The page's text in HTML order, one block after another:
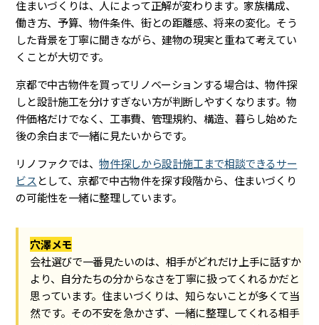
住まいづくりは、人によって正解が変わります。家族構成、
働き方、予算、物件条件、街との距離感、将来の変化。そう
した背景を丁寧に聞きながら、建物の現実と重ねて考えてい
くことが大切です。
京都で中古物件を買ってリノベーションする場合は、物件探
しと設計施工を分けすぎない方が判断しやすくなります。物
件価格だけでなく、工事費、管理規約、構造、暮らし始めた
後の余白まで一緒に見たいからです。
リノファクでは、物件探しから設計施工まで相談できるサー
ビス として、京都で中古物件を探す段階から、住まいづくり
の可能性を一緒に整理しています。
穴澤メモ
会社選びで一番見たいのは、相手がどれだけ上手に話すか
より、自分たちの分からなさを丁寧に扱ってくれるかだと
思っています。住まいづくりは、知らないことが多くて当
然です。その不安を急かさず、一緒に整理してくれる相手